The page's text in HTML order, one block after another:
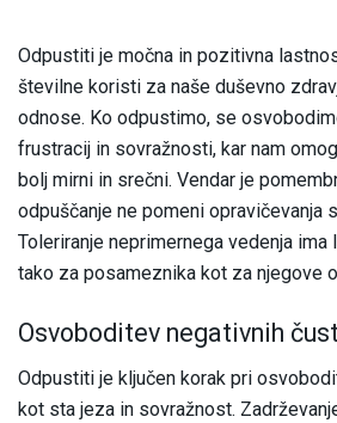
Odpustiti je močna in pozitivna
številne koristi za naše duševno
odnose. Ko odpustimo, se
frustracij in sovražnosti, kar nam
bolj mirni in srečni. Vendar je
odpuščanje ne pomeni opravičevanja
Toleriranje neprimernega vedenja
tako za posameznika kot za njegove
Osvoboditev negativnih
Odpustiti je ključen korak pri
kot sta jeza in sovražnost.